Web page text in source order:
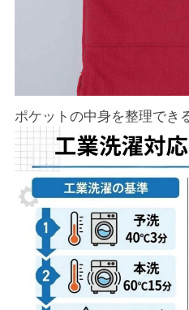
ポケットの中身を整理でき